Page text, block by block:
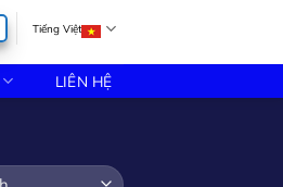
Tiếng Việt
LIÊN HỆ